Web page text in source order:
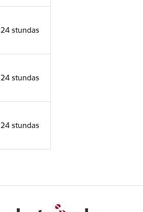
24 stundas
24 stundas
24 stundas